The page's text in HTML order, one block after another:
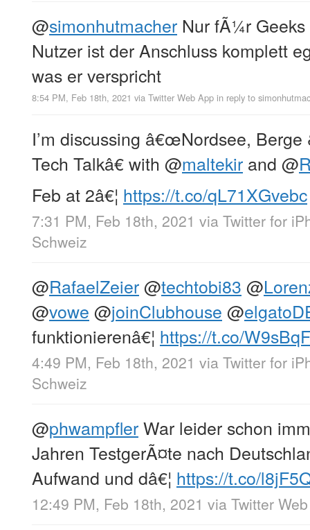
@simonhutmacher Nur fÃ¼r
Nutzer ist der Anschluss komplett
was er verspricht
8:54 PM, Feb 18th, 2021 via Twitter Web App in reply to
I’m discussing â€œNordsee,
Tech Talkâ€ with @maltekir and @
Feb at 2â€¦ https://t.co/qL71XGvebc
7:31 PM, Feb 18th, 2021 via Twitter for
Schweiz
@RafaelZeier@techtobi83 @
@vowe @joinClubhouse @
funktionierenâ€¦ https://t.co/
4:49 PM, Feb 18th, 2021 via Twitter for
Schweiz
@phwampflerWar leider schon
Jahren TestgerÃ¤te nach
Aufwand und dâ€¦ https://t.co/
12:49 PM, Feb 18th, 2021 via Twitter